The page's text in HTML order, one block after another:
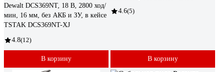
Dewalt DCS369NT, 18 В, 2800 ход/
мин, 16 мм, без АКБ и ЗУ, в кейсе
TSTAK DCS369NT-XJ
4.8(12)
В корзину
4.6(5)
В корзину